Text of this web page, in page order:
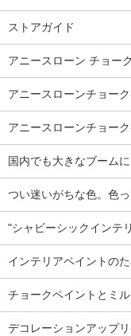
ストアガイド
アニースローン チョー
アニースローンチョー
アニースローンチョー
国内でも大きなブーム
つい迷いがちな色。色
"シャビーシックインテ
インテリアペイントの
チョークペイントとミ
デコレーションアップ